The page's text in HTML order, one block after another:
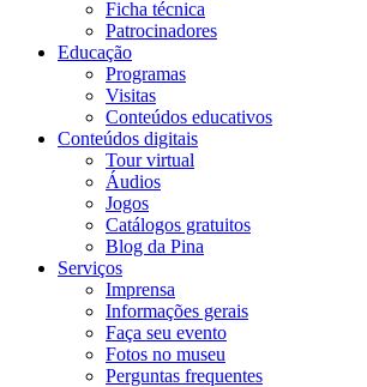
Ficha técnica
Patrocinadores
Educação
Programas
Visitas
Conteúdos educativos​
Conteúdos digitais
Tour virtual
Áudios
Jogos
Catálogos gratuitos
Blog da Pina
Serviços
Imprensa
Informações gerais
Faça seu evento
Fotos no museu
Perguntas frequentes